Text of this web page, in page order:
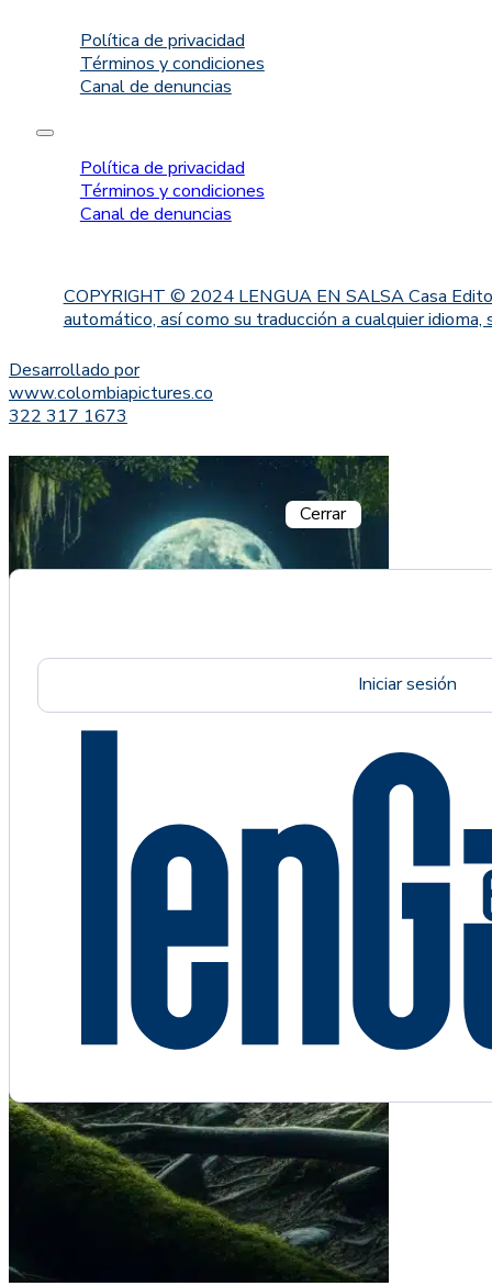
Política de privacidad
Términos y condiciones
Canal de denuncias
Política de privacidad
Términos y condiciones
Canal de denuncias
COPYRIGHT © 2024 LENGUA EN SALSA Casa
automático, así como su traducción a cualquier
Desarrollado por
www.colombiapictures.co
322 317 1673
Cerrar
Iniciar sesión